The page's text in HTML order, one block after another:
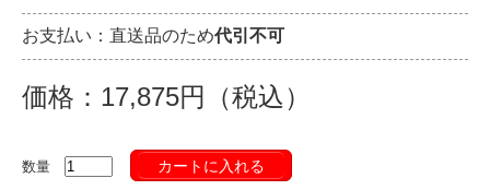
お支払い：直送品のため代引不可
価格：17,875円（税込）
数量 カートに入れる